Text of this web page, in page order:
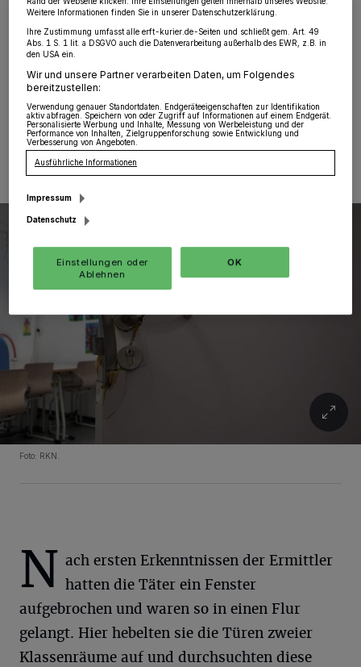
Hoeningen·In der Nacht von Samstag auf Sonntag
kam es zwischen 0.30 und 0.45 Uhr zu einem Einbruch
in die Grundschule an der Stephanusstraße in
11.09.2023 , 12:55 Uhr Eine Minute Lesezeit
Foto: RKN.
N ach ersten Erkenntnissen der Ermittler
hatten die Täter ein Fenster
aufgebrochen und waren so in einen Flur
gelangt. Hier hebelten sie die Türen zweier
Klassenräume auf und durchsuchten diese
Weitere Informationen finden Sie in unserer Datenschutzerklärung.
Ihre Zustimmung umfasst alle erft-kurier.de-Seiten und schließt gem. Art. 49
Abs. 1 S. 1 lit. a DSGVO auch die Datenverarbeitung außerhalb des EWR, z.B. in
den USA ein.
Wir und unsere Partner verarbeiten Daten, um Folgendes
bereitzustellen:
Verwendung genauer Standortdaten. Endgeräteeigenschaften zur Identifikation
aktiv abfragen. Speichern von oder Zugriff auf Informationen auf einem Endgerät.
Personalisierte Werbung und Inhalte, Messung von Werbeleistung und der
Performance von Inhalten, Zielgruppenforschung sowie Entwicklung und
Verbesserung von Angeboten.
Ausführliche Informationen
Impressum
Datenschutz
Einstellungen oder
Ablehnen
OK